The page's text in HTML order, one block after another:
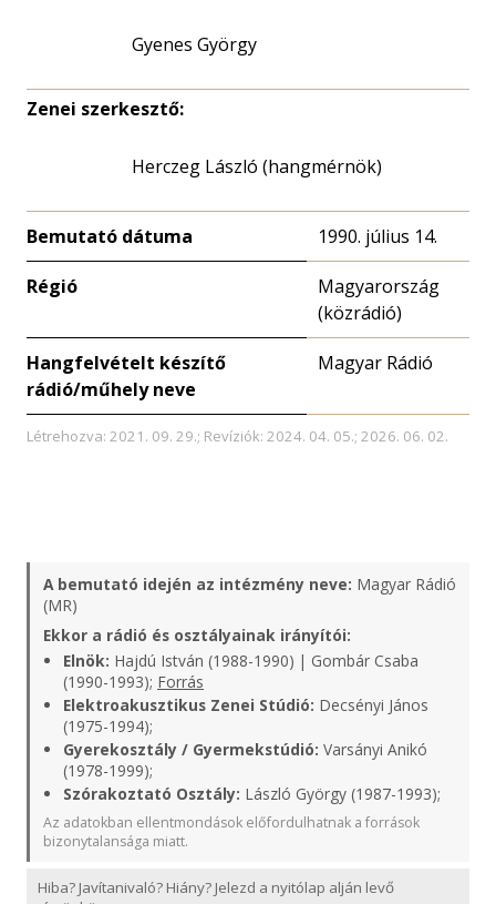
Gyenes György
Zenei szerkesztő:
Herczeg László (hangmérnök)
Bemutató dátuma 1990. július 14.
Régió
Magyarország
(közrádió)
Hangfelvételt készítő
rádió/műhely neve
Magyar Rádió
Létrehozva: 2021. 09. 29.; Revíziók: 2024. 04. 05.; 2026. 06. 02.
A bemutató idején az intézmény neve: Magyar Rádió
(MR)
Ekkor a rádió és osztályainak irányítói:
Elnök: Hajdú István (1988-1990) | Gombár Csaba
(1990-1993); Forrás
Elektroakusztikus Zenei Stúdió: Decsényi János
(1975-1994);
Gyerekosztály / Gyermekstúdió: Varsányi Anikó
(1978-1999);
Szórakoztató Osztály: László György (1987-1993);
Az adatokban ellentmondások előfordulhatnak a források
bizonytalansága miatt.
Hiba? Javítanivaló? Hiány? Jelezd a nyitólap alján levő